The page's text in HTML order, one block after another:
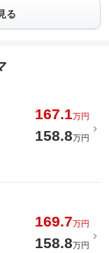
る
167.1万円
158.8万円
169.7万円
158.8万円